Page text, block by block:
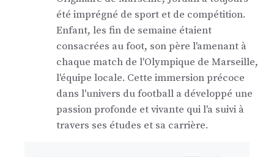
été imprégné de sport et de compétition.
Enfant, les fin de semaine étaient
consacrées au foot, son père l'amenant à
chaque match de l'Olympique de Marseille,
l'équipe locale. Cette immersion précoce
dans l'univers du football a développé une
passion profonde et vivante qui l'a suivi à
travers ses études et sa carrière.